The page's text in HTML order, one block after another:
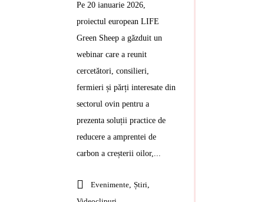
Pe 20 ianuarie 2026,
proiectul european LIFE
Green Sheep a găzduit un
webinar care a reunit
cercetători, consilieri,
fermieri și părți interesate din
sectorul ovin pentru a
prezenta soluții practice de
reducere a amprentei de
carbon a creșterii oilor,...
Evenimente, Știri,